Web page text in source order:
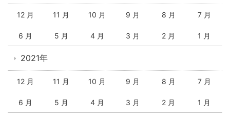
12 月 11 月 10 月 9 月 8 月 7 月
6 月 5 月 4 月 3 月 2 月 1 月
2021年
12 月 11 月 10 月 9 月 8 月 7 月
6 月 5 月 4 月 3 月 2 月 1 月